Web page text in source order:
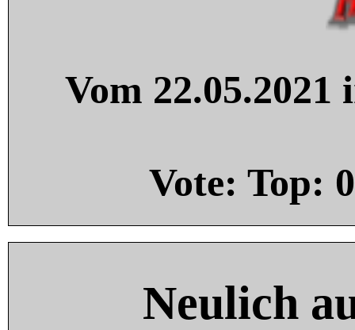
Vom
Vote: Top: 0
Neulich